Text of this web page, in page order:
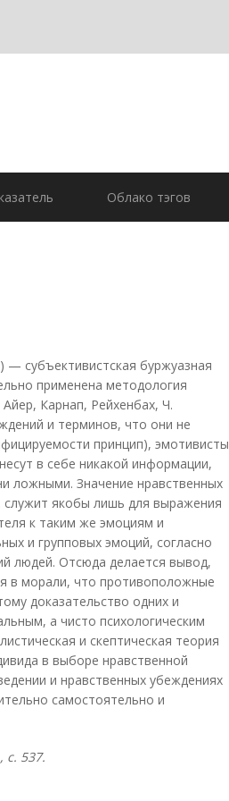
Облако тэгов
субъективистская буржуазная
применена методология
Карнап, Рейхенбах, Ч.
и терминов, что они не
принцип), эмотивисты
в себе никакой информации,
ложными. Значение нравственных
служит якобы лишь для выражения
к таким же эмоциям и
и групповых эмоций, согласно
людей. Отсюда делается вывод,
в морали, что противоположные
доказательство одних и
а чисто психологическим
и скептическая теория
в выборе нравственной
и нравственных убеждениях
самостоятельно и
с. 537.